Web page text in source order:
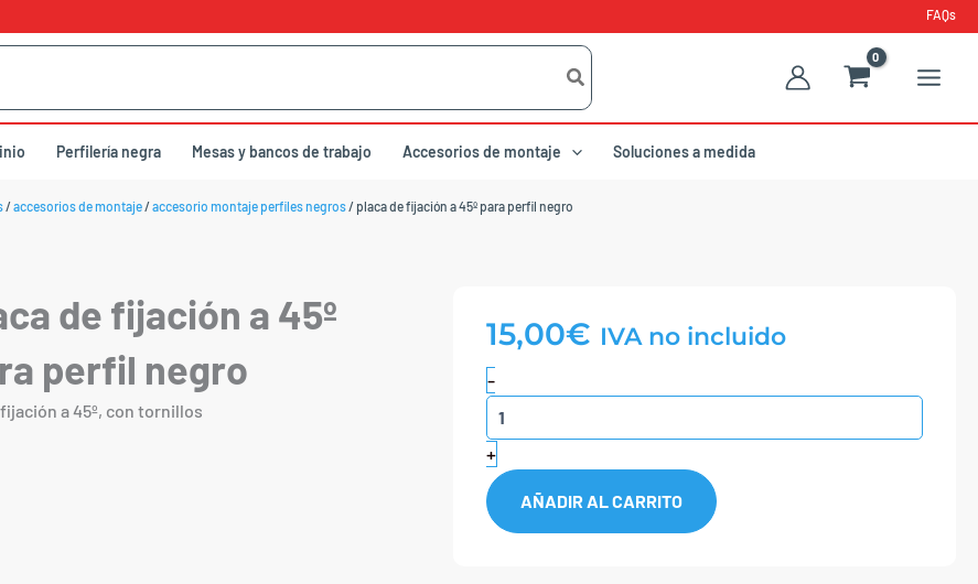
FAQs
Perfilería negra Mesas y bancos de trabajo Accesorios de montaje Soluciones a medida
/accesorios de montaje/accesorio montaje perfiles negros/ placa de fijación a 45º para perfil negro
de fijación a 45º
perfil negro
a 45º, con tornillos
15,00€ IVA no incluido
-
de
fijación
a
45º
para
perfil
negro
+
AÑADIR AL CARRITO